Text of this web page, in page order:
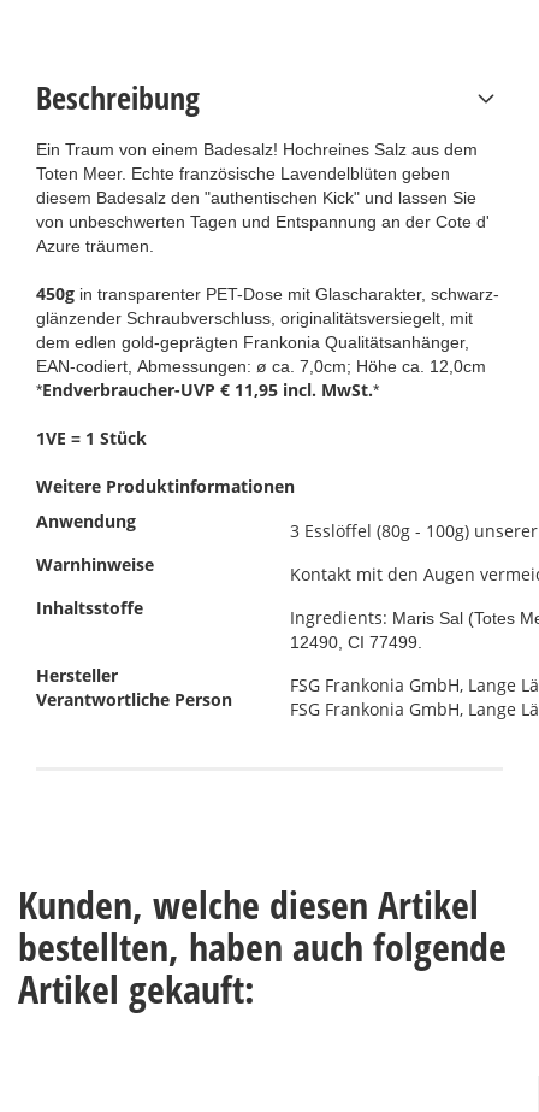
Beschreibung
Ein Traum von einem Badesalz! Hochreines Salz aus dem
Toten Meer. Echte französische Lavendelblüten geben
diesem Badesalz den "authentischen Kick" und lassen Sie
von unbeschwerten Tagen und Entspannung an der Cote d'
Azure träumen.
450g in transparenter PET-Dose mit Glascharakter, schwarz-
glänzender Schraubverschluss, originalitätsversiegelt, mit
dem edlen gold-geprägten Frankonia Qualitätsanhänger,
EAN-codiert, Abmessungen: ø ca. 7,0cm; Höhe ca. 12,0cm
*Endverbraucher-UVP € 11,95 incl. MwSt.*
1VE = 1 Stück
Weitere Produktinformationen
Anwendung
3 Esslöffel (80g - 100g)
Warnhinweise
Kontakt mit den Augen
Inhaltsstoffe
Ingredients: Maris Sal (Totes
12490, CI 77499.
Hersteller
Verantwortliche Person
FSG Frankonia GmbH, Lange
FSG Frankonia GmbH, Lange
Kunden, welche diesen Artikel
bestellten, haben auch folgende
Artikel gekauft: